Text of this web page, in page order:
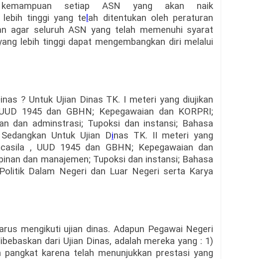
setiap ASN yang akan naik
lebih tinggi yang te ah ditentukan oleh peraturan
agar seluruh ASN yang telah memenuhi syarat
lebih tinggi dapat mengembangkan diri melalui
? Untuk Ujian Dinas TK. I meteri yang diujikan
1945 dan GBHN; Kepegawaian dan KORPRI;
dan adminstrasi; Tupoksi dan instansi; Bahasa
Untuk Ujian Dinas TK. II meteri yang
, UUD 1945 dan GBHN; Kepegawaian dan
dan manajemen; Tupoksi dan instansi; Bahasa
Dalam Negeri dan Luar Negeri serta Karya
mengikuti ujian dinas. Adapun Pegawai Negeri
dari Ujian Dinas, adalah mereka yang : 1)
pangkat karena telah menunjukkan prestasi yang